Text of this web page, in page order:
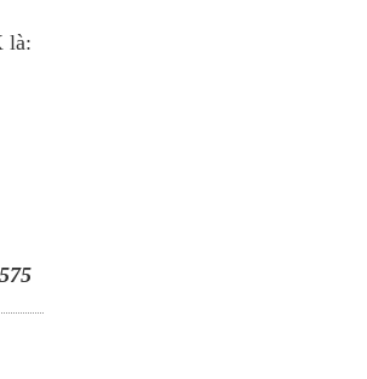
là: